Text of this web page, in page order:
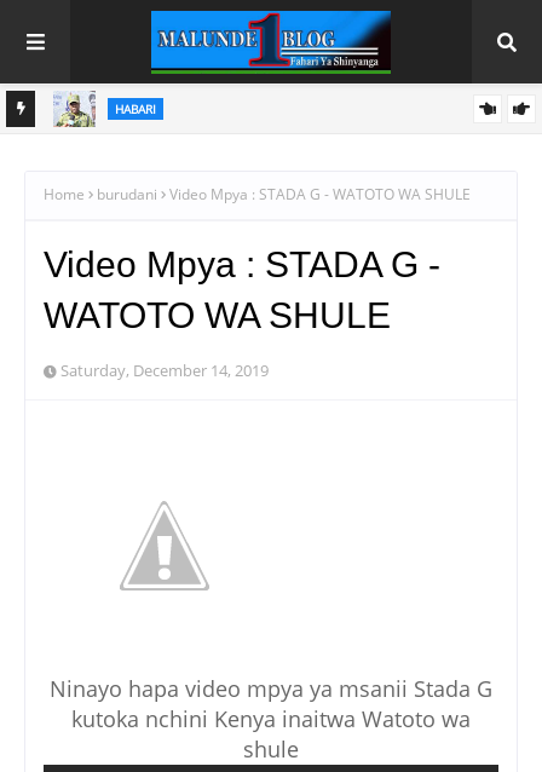
HABARI
Home burudani Video Mpya : STADA G - WATOTO WA SHULE
Video Mpya : STADA G -
WATOTO WA SHULE
Saturday, December 14, 2019
Ninayo hapa video mpya ya msanii Stada G
kutoka nchini Kenya inaitwa Watoto wa
shule